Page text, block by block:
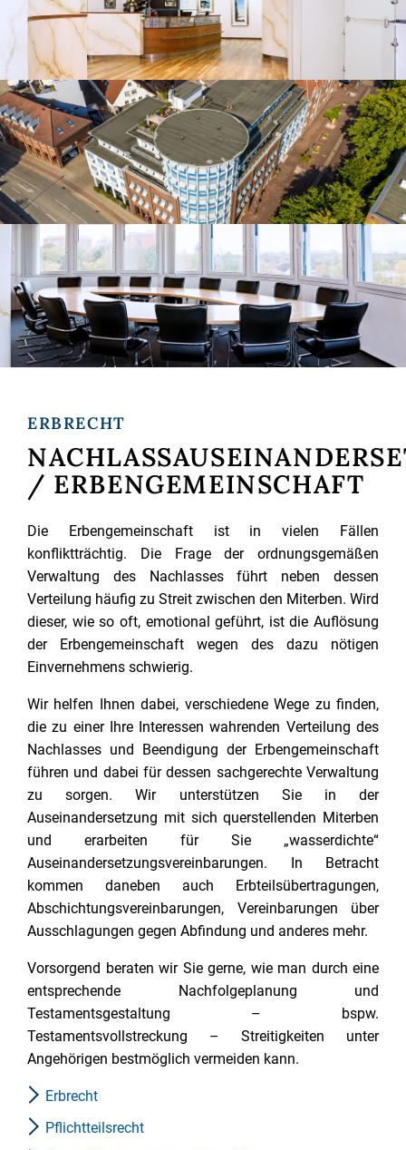
ERBRECHT
/ ERBENGEMEINSCHAFT
Die Erbengemeinschaft ist in vielen Fällen
konfliktträchtig. Die Frage der ordnungsgemäßen
Verwaltung des Nachlasses führt neben dessen
Verteilung häufig zu Streit zwischen den Miterben. Wird
dieser, wie so oft, emotional geführt, ist die Auflösung
der Erbengemeinschaft wegen des dazu nötigen
Einvernehmens schwierig.
Wir helfen Ihnen dabei, verschiedene Wege zu finden,
die zu einer Ihre Interessen wahrenden Verteilung des
Nachlasses und Beendigung der Erbengemeinschaft
führen und dabei für dessen sachgerechte Verwaltung
zu sorgen. Wir unterstützen Sie in der
Auseinandersetzung mit sich querstellenden Miterben
und erarbeiten für Sie „wasserdichte“
Auseinandersetzungsvereinbarungen. In Betracht
kommen daneben auch Erbteilsübertragungen,
Abschichtungsvereinbarungen, Vereinbarungen über
Ausschlagungen gegen Abfindung und anderes mehr.
Vorsorgend beraten wir Sie gerne, wie man durch eine
entsprechende Nachfolgeplanung und
Testamentsgestaltung – bspw.
Testamentsvollstreckung – Streitigkeiten unter
Angehörigen bestmöglich vermeiden kann.
Erbrecht
Pflichtteilsrecht